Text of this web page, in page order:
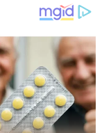
แข่งขันทั้งสิ้น 255
นใน 13 ชนิดกีฬา
าครั้งนี้จีนส่งทัพ
มส์มากที่สุดเป็น
เอเชียนบีชเกมส์